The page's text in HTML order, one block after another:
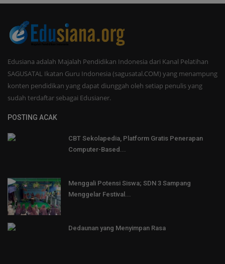
Edusiana adalah Majalah Pendidikan Indonesia dari Kanal Pelatihan
SAGUSATAL Ikatan Guru Indonesia (sagusatal.COM) yang menampung
konten pendidikan yang dapat diunggah oleh setiap penulis yang
sudah terdaftar sebagai Edusianer.
POSTING ACAK
CBT Sekolapedia, Platform Gratis Penerapan
Computer-Based...
Menggali Potensi Siswa; SDN 3 Sampang
Menggelar Festival...
Dedaunan yang Menyimpan Rasa